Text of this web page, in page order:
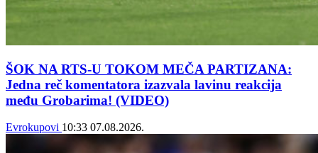
ŠOK NA RTS-U TOKOM MEČA PARTIZANA:
Jedna reč komentatora izazvala lavinu reakcija
među Grobarima! (VIDEO)
Evrokupovi 10:33 07.08.2026.